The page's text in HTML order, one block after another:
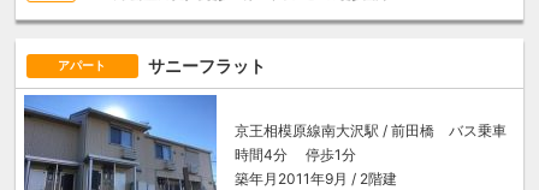
アパート サニーフラット
京王相模原線南大沢駅 / 前田橋 バス乗車
時間4分 停歩1分
築年月2011年9月 / 2階建